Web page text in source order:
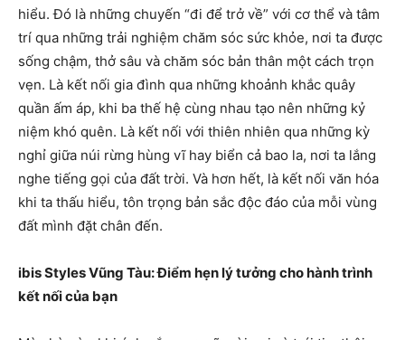
hiểu. Đó là những chuyến “đi để trở về” với cơ thể và tâm
trí qua những trải nghiệm chăm sóc sức khỏe, nơi ta được
sống chậm, thở sâu và chăm sóc bản thân một cách trọn
vẹn. Là kết nối gia đình qua những khoảnh khắc quây
quần ấm áp, khi ba thế hệ cùng nhau tạo nên những kỷ
niệm khó quên. Là kết nối với thiên nhiên qua những kỳ
nghỉ giữa núi rừng hùng vĩ hay biển cả bao la, nơi ta lắng
nghe tiếng gọi của đất trời. Và hơn hết, là kết nối văn hóa
khi ta thấu hiểu, tôn trọng bản sắc độc đáo của mỗi vùng
đất mình đặt chân đến.
ibis Styles Vũng Tàu: Điểm hẹn lý tưởng cho hành trình
kết nối của bạn